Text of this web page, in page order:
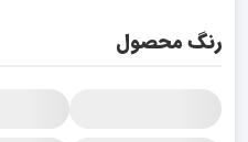
رنگ محصول